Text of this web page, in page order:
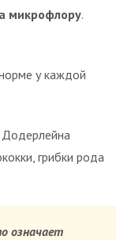
микрофлору.
у каждой
Додерлейна
грибки рода
означает